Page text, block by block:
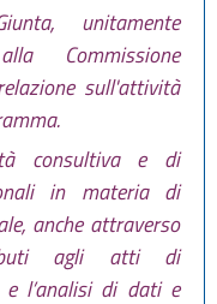
unitamente
Commissione
sull'attività
consultiva e di
in materia di
anche attraverso
agli atti di
e l’analisi di dati e